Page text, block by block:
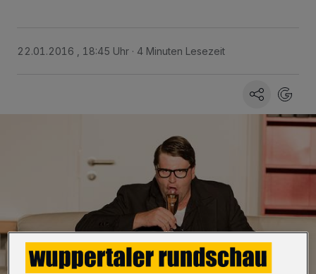
22.01.2016 , 18:45 Uhr 4 Minuten Lesezeit